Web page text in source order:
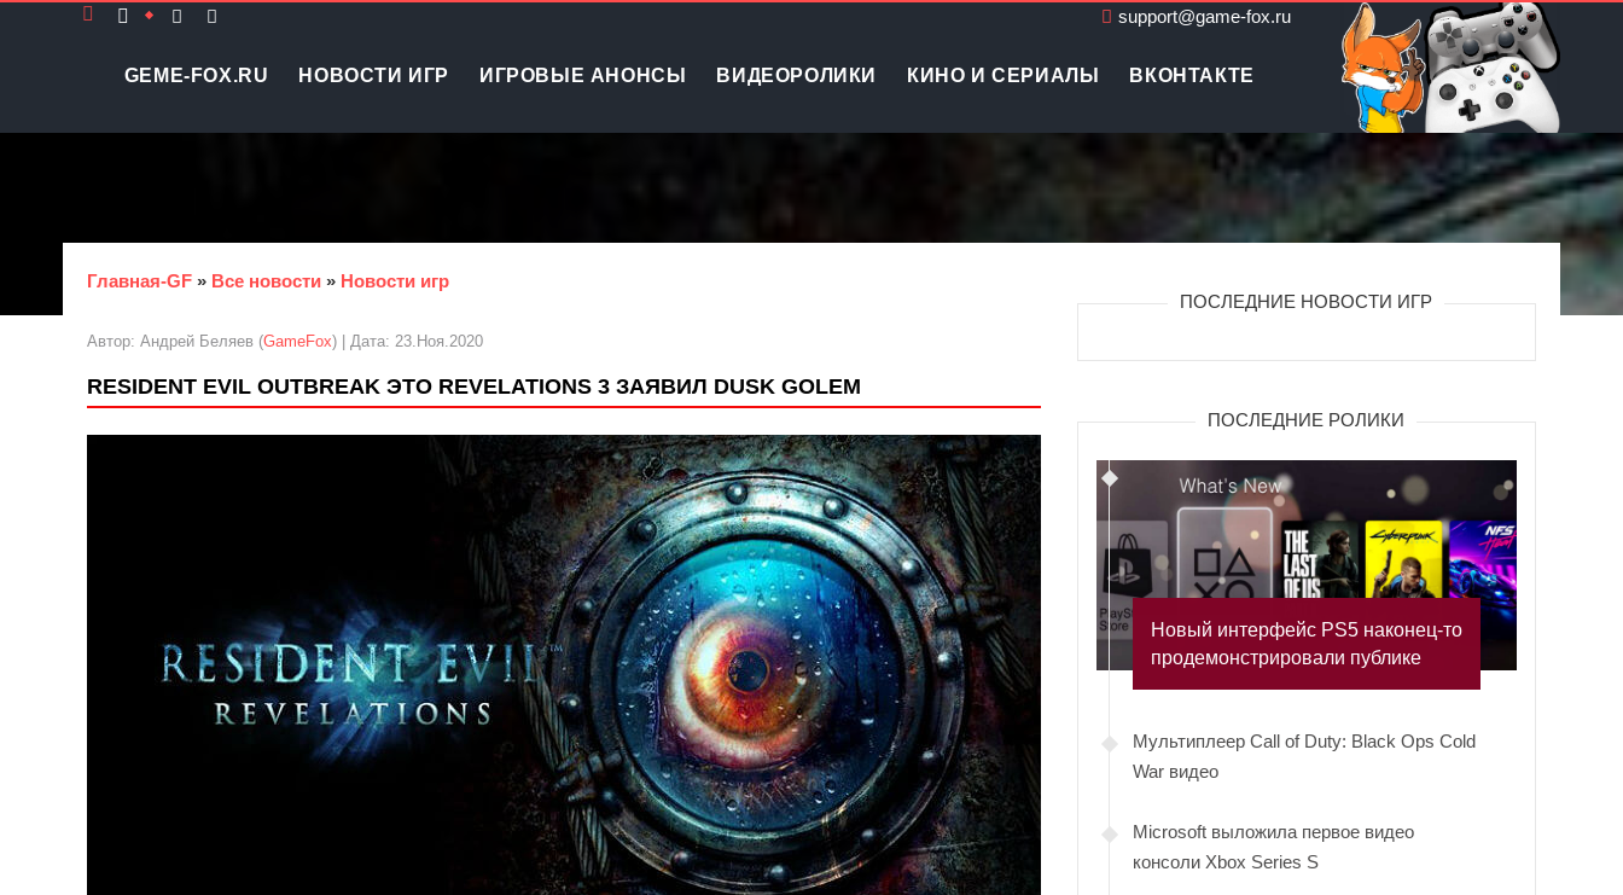
support@game-fox.ru
GEME-FOX.RU НОВОСТИ ИГР ИГРОВЫЕ АНОНСЫ ВИДЕОРОЛИКИ КИНО И СЕРИАЛЫ ВКОНТАКТЕ
Главная-GF » Все новости » Новости игр
Автор: Андрей Беляев (GameFox) | Дата: 23.Ноя.2020
RESIDENT EVIL OUTBREAK ЭТО REVELATIONS 3 ЗАЯВИЛ DUSK GOLEM
ПОСЛЕДНИЕ НОВОСТИ ИГР
ПОСЛЕДНИЕ РОЛИКИ
Новый интерфейс PS5 наконец-то
продемонстрировали публике
Мультиплеер Call of Duty: Black Ops Cold
War видео
Microsoft выложила первое видео
консоли Xbox Series S